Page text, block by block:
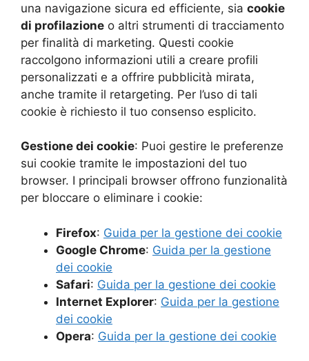
una navigazione sicura ed efficiente, sia cookie
di profilazione o altri strumenti di tracciamento
per finalità di marketing. Questi cookie
raccolgono informazioni utili a creare profili
personalizzati e a offrire pubblicità mirata,
anche tramite il retargeting. Per l’uso di tali
cookie è richiesto il tuo consenso esplicito.
Gestione dei cookie: Puoi gestire le preferenze
sui cookie tramite le impostazioni del tuo
browser. I principali browser offrono funzionalità
per bloccare o eliminare i cookie:
Firefox: Guida per la gestione dei cookie
Google Chrome: Guida per la gestione
dei cookie
Safari: Guida per la gestione dei cookie
Internet Explorer: Guida per la gestione
dei cookie
Opera: Guida per la gestione dei cookie